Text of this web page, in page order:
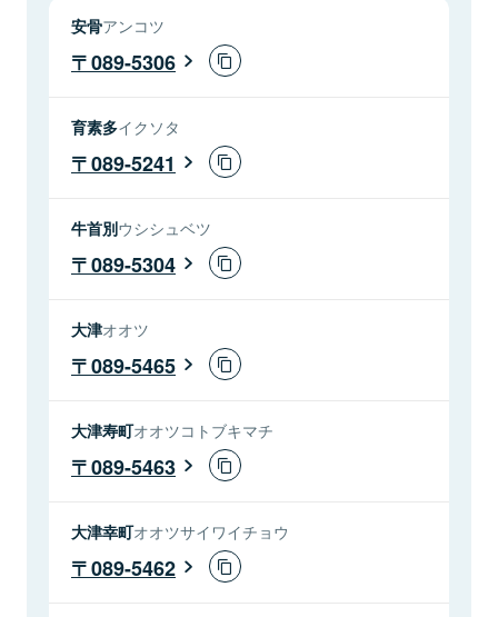
安骨アンコツ
089-5306
育素多イクソタ
089-5241
牛首別ウシシュベツ
089-5304
大津オオツ
089-5465
大津寿町オオツコトブキマチ
089-5463
大津幸町オオツサイワイチョウ
089-5462